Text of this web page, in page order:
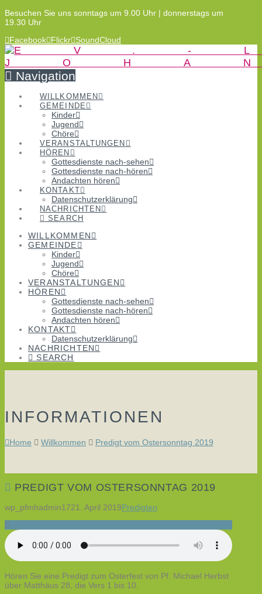
Besuchen Sie uns sonntags um 9.00 Uhr | donnerstags um
19.30 Uhr
Facebook Flickr SoundCloud
Navigation
WILLKOMMEN
GEMEINDE
Kinder
Jugend
Chöre
VERANSTALTUNGEN
HÖREN
Gottesdienste nach-sehen
Gottesdienste nach-hören
Andachten hören
KONTAKT
Datenschutzerklärung
NACHRICHTEN
SEARCH
WILLKOMMEN
GEMEINDE
Kinder
Jugend
Chöre
VERANSTALTUNGEN
HÖREN
Gottesdienste nach-sehen
Gottesdienste nach-hören
Andachten hören
KONTAKT
Datenschutzerklärung
NACHRICHTEN
SEARCH
INFORMATIONEN
Home Willkommen Predigt vom Ostersonntag 2019
PREDIGT VOM OSTERSONNTAG 2019
wp_pfmhadmin1721. April 2019Predigten
Hören Sie eine Predigt zum Osterfest von Pf. Michael Herbst
über Matthäus 28, die Vers 1 bis 10.